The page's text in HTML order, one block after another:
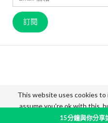
15分鐘與你分享
信
箱
訂閱
© 2026 - JANDI Blog -
This website uses cookies to
assume you're ok with this,
Accept